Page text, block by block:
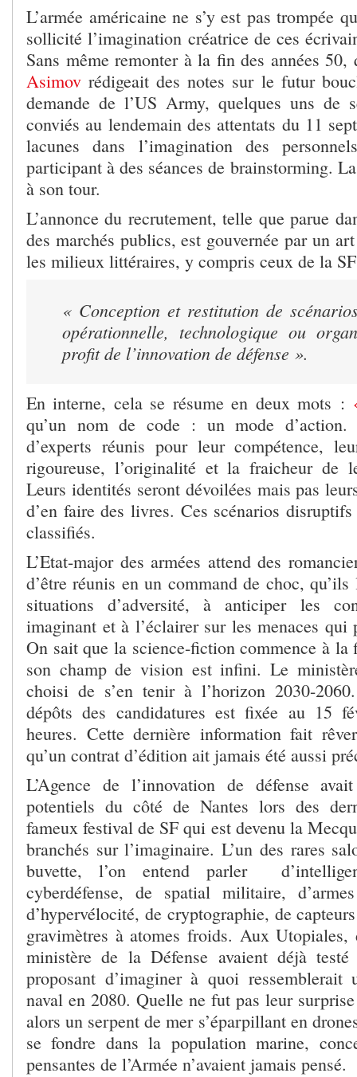
L’armée américaine ne s’y est pas trompée
sollicité l’imagination créatrice de ces
Sans même remonter à la fin des années
Asimov rédigeait des notes sur le futur
demande de l’US Army, quelques uns de
conviés au lendemain des attentats du 11
lacunes dans l’imagination des
participant à des séances de brainstorming.
à son tour.
L’annonce du recrutement, telle que parue
des marchés publics, est gouvernée par un
les milieux littéraires, y compris ceux de la
« Conception et restitution de
opérationnelle, technologique ou
profit de l’innovation de défense ».
En interne, cela se résume en deux mots :
qu’un nom de code : un mode d’action.
d’experts réunis pour leur compétence,
rigoureuse, l’originalité et la fraicheur de
Leurs identités seront dévoilées mais pas
d’en faire des livres. Ces scénarios
classifiés.
L’Etat-major des armées attend des
d’être réunis en un command de choc,
situations d’adversité, à anticiper les
imaginant et à l’éclairer sur les menaces qui
On sait que la science-fiction commence à
son champ de vision est infini. Le
choisi de s’en tenir à l’horizon 2030-
dépôts des candidatures est fixée au 15
heures. Cette dernière information fait
qu’un contrat d’édition ait jamais été aussi
L’Agence de l’innovation de défense
potentiels du côté de Nantes lors des
fameux festival de SF qui est devenu la
branchés sur l’imaginaire. L’un des rares
buvette, l’on entend parler
cyberdéfense, de spatial militaire,
d’hypervélocité, de cryptographie, de
gravimètres à atomes froids. Aux Utopiales,
ministère de la Défense avaient déjà
proposant d’imaginer à quoi ressemblerait
naval en 2080. Quelle ne fut pas leur
alors un serpent de mer s’éparpillant en
se fondre dans la population marine,
pensantes de l’Armée n’avaient jamais pensé.